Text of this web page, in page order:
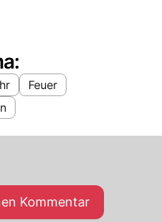
Feuer
Kommentar